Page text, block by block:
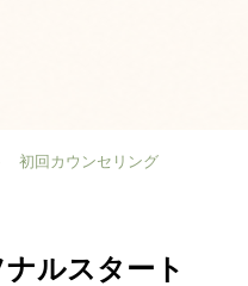
初回カウンセリング
ルスタート